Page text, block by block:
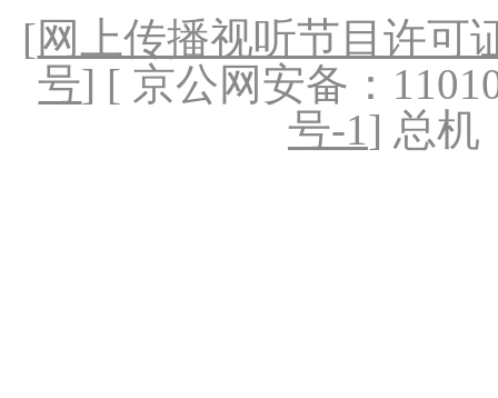
[网上传播视听节目许可
号] [ 京公网安备：
号-1] 总机